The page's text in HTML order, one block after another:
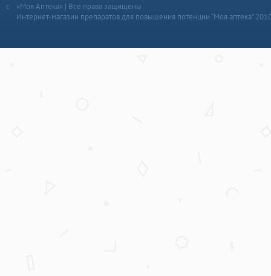
«Моя Аптека» | Все права защищены
Интернет-магазин препаратов для повышения потенции “Моя аптека”